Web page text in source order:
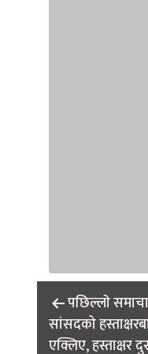
Post
navigation
पछिल्लाे
सांसदको
एक्लिए, हस्ताक्षर